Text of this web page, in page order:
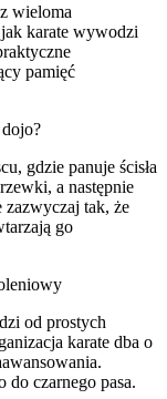
wieloma
karate wywodzi
pamięć
gdzie panuje ścisła
a następnie
zazwyczaj tak, że
go
od prostych
karate dba o
do czarnego pasa.